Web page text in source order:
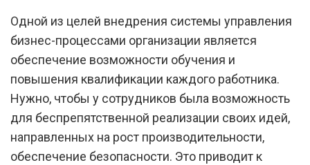
Одной из целей внедрения системы управления
бизнес-процессами организации является
обеспечение возможности обучения и
повышения квалификации каждого работника.
Нужно, чтобы у сотрудников была возможность
для беспрепятственной реализации своих идей,
направленных на рост производительности,
обеспечение безопасности. Это приводит к